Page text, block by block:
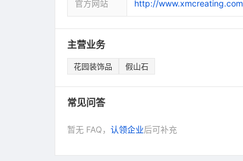
官方网站 http://www.xmcreating.com
主营业务
花园装饰品 假山石
常见问答
暂无 FAQ， 认领企业后可补充